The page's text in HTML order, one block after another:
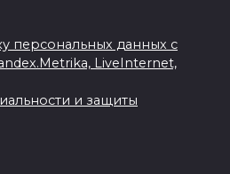
персональных данных с
LiveInternet,
и защиты